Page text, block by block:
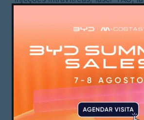
Crescimento
sustentado
visão humana
medicina